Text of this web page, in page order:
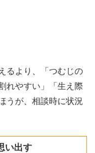
るより、「つむじの
れやすい」「生え際
うが、相談時に状況
い出す